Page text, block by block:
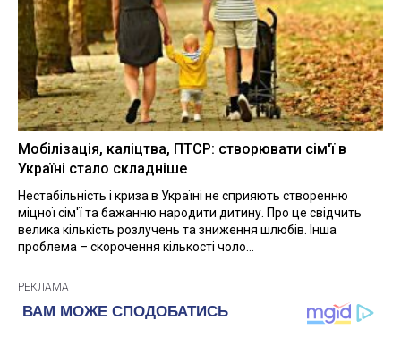
Мобілізація, каліцтва, ПТСР: створювати сім'ї в
Україні стало складніше
Нестабільність і криза в Україні не сприяють створенню
міцної сім'ї та бажанню народити дитину. Про це свідчить
велика кількість розлучень та зниження шлюбів. Інша
проблема – скорочення кількості чоло...